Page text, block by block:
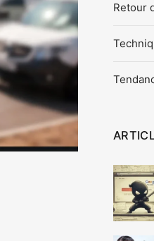
Retour